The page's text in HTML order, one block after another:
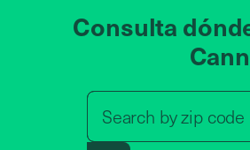
Consulta
Search byzip code